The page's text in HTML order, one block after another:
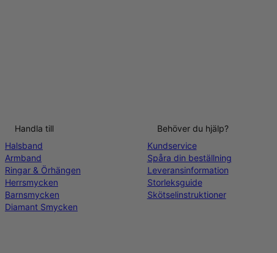
Handla till
Halsband
Armband
Ringar & Örhängen
Herrsmycken
Barnsmycken
Diamant Smycken
Behöver du hjälp?
Kundservice
Spåra din beställning
Leveransinformation
Storleksguide
Skötselinstruktioner